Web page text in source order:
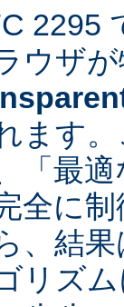
2295
ウザ
ます
「最
全に
、結
リズ